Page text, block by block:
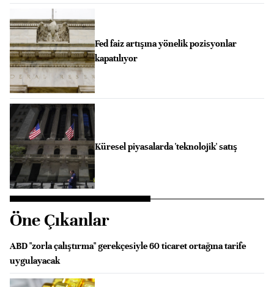
Fed faiz artışına yönelik pozisyonlar
kapatılıyor
Küresel piyasalarda 'teknolojik' satış
Öne Çıkanlar
ABD "zorla çalıştırma" gerekçesiyle 60 ticaret ortağına tarife
uygulayacak